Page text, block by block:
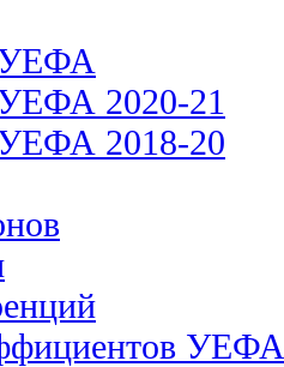
УЕФА
2020-21
2018-20
УЕФА